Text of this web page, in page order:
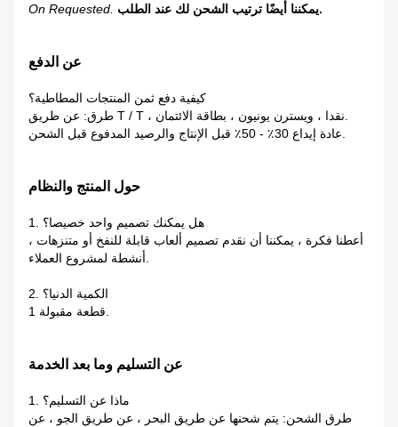
On Requested.
يمكننا أيضًا ترتيب الشحن لك عند الطلب.
عن الدفع
كيفية دفع ثمن المنتجات المطاطية؟
طرق: عن طريق T / T ، نقدا ، ويسترن يونيون ، بطاقة الائتمان.
عادة إيداع 30٪ - 50٪ قبل الإنتاج والرصيد المدفوع قبل الشحن.
حول المنتج والنظام
1. هل يمكنك تصميم واحد خصيصا؟
أعطنا فكرة ، يمكننا أن نقدم تصميم ألعاب قابلة للنفخ أو متنزهات ،
أنشطة لمشروع العملاء.
2. الكمية الدنيا؟
1 قطعة مقبولة.
عن التسليم وما بعد الخدمة
1. ماذا عن التسليم؟
طرق الشحن: يتم شحنها عن طريق البحر ، عن طريق الجو ، عن